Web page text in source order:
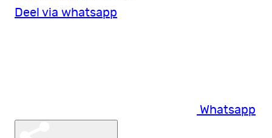
Deel via whatsapp
Whatsapp